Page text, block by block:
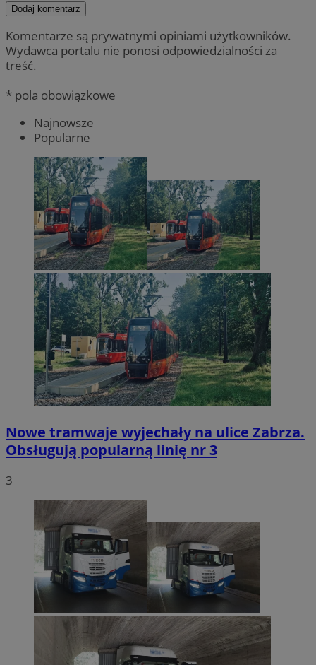
Dodaj komentarz
Komentarze są prywatnymi opiniami użytkowników.
Wydawca portalu nie ponosi odpowiedzialności za
treść.
* pola obowiązkowe
Najnowsze
Popularne
Nowe tramwaje wyjechały na ulice Zabrza.
Obsługują popularną linię nr 3
3